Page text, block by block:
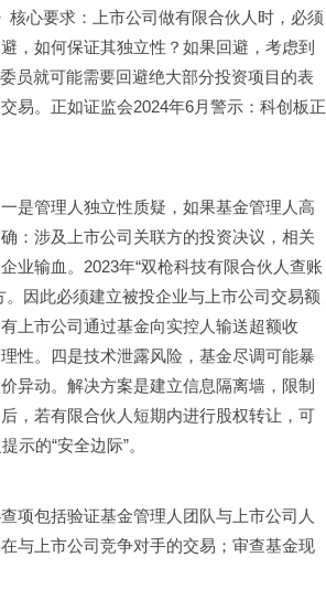
心要求：上市公司做有限合伙人时，必须
，如何保证其独立性？如果回避，考虑到
员就可能需要回避绝大部分投资项目的表
易。正如证监会2024年6月警示：科创板正
是管理人独立性质疑，如果基金管理人高
：涉及上市公司关联方的投资决议，相关
业输血。2023年“双枪科技有限合伙人查账
因此必须建立被投企业与上市公司交易额
上市公司通过基金向实控人输送超额收
性。四是技术泄露风险，基金尽调可能暴
异动。解决方案是建立信息隔离墙，限制
，若有限合伙人短期内进行股权转让，可
示的“安全边际”。
项包括验证基金管理人团队与上市公司人
与上市公司竞争对手的交易；审查基金现